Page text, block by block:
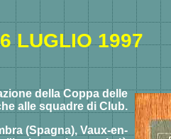
LUGLIO 1997
della Coppa delle
alle squadre di Club.
(Spagna), Vaux-en-